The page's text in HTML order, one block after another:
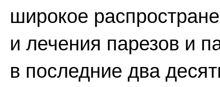
широкое
и лечения парезов и
в последние два